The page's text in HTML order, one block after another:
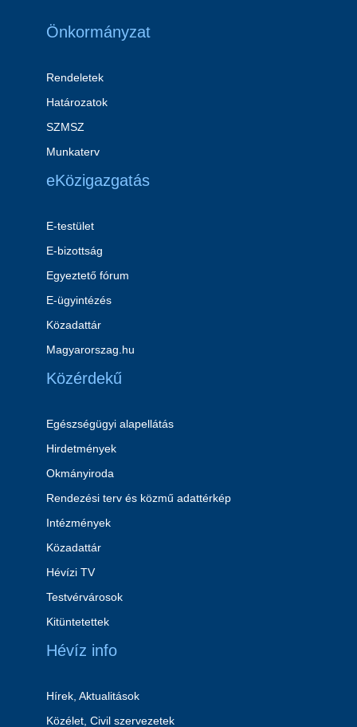
Önkormányzat
Rendeletek
Határozatok
SZMSZ
Munkaterv
eKözigazgatás
E-testület
E-bizottság
Egyeztető fórum
E-ügyintézés
Közadattár
Magyarorszag.hu
Közérdekű
Egészségügyi alapellátás
Hirdetmények
Okmányiroda
Rendezési terv és közmű adattérkép
Intézmények
Közadattár
Hévízi TV
Testvérvárosok
Kitüntetettek
Hévíz info
Hírek, Aktualitások
Közélet, Civil szervezetek